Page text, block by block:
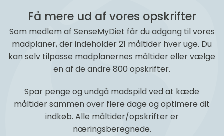
Få mere ud af vores opskrifter
Som medlem af SenseMyDiet får du adgang til vores
madplaner, der indeholder 21 måltider hver uge. Du
kan selv tilpasse madplanernes måltider eller vælge
en af de andre 800 opskrifter.
Spar penge og undgå madspild ved at kæde
måltider sammen over flere dage og optimere dit
indkøb. Alle måltider/opskrifter er
næringsberegnede.